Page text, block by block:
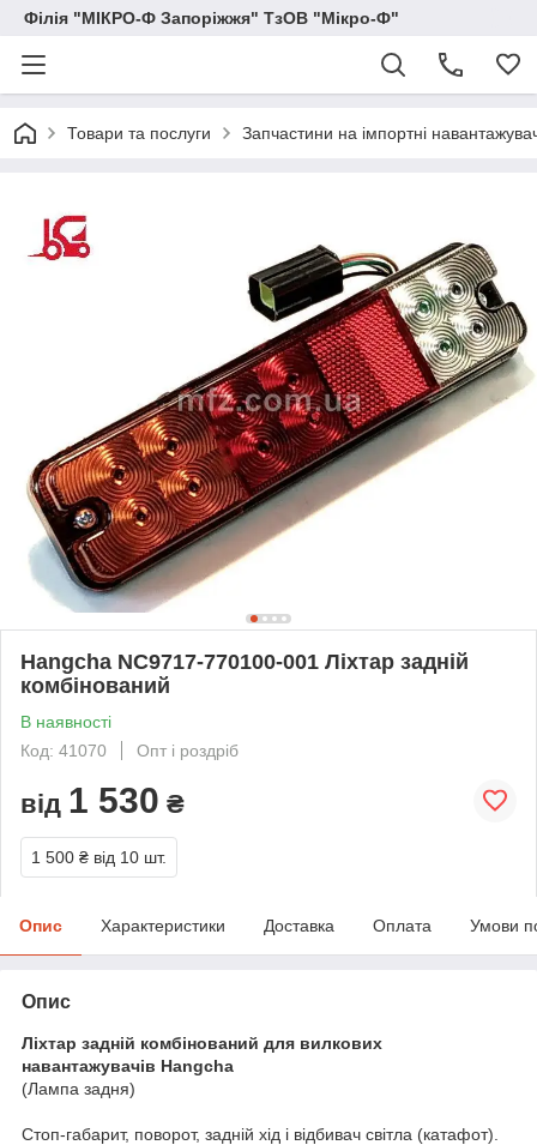
Філія "МІКРО-Ф Запоріжжя" ТзОВ "Мікро-Ф"
Товари та послуги Запчастини на імпортні
Hangcha NC9717-770100-001 Ліхтар задній
комбінований
В наявності
Код: 41070
Опт і роздріб
від 1 530 ₴
1 500 ₴ від 10 шт.
Опис Характеристики Доставка Оплата Умови
Опис
Ліхтар задній комбінований для вилкових
навантажувачів Hangcha
(Лампа задня)
Стоп-габарит, поворот, задній хід і відбивач світла (катафот).